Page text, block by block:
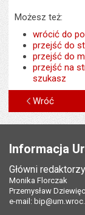
Możesz też:
wrócić do
przejść do
przejść do
przejść na
szukasz
Wróć
Informacja
Główni
Monika Florczak
Przemysław
e-mail: